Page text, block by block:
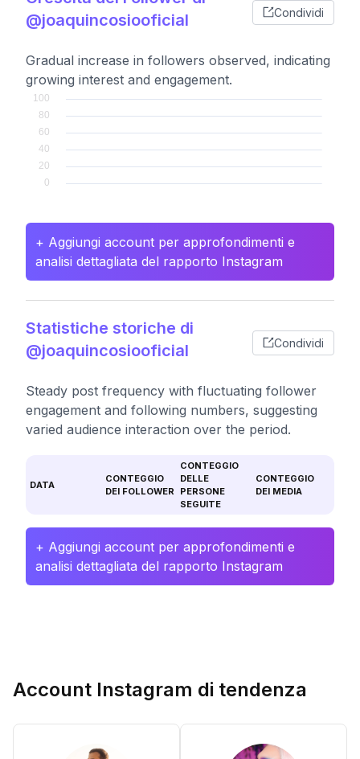
@joaquincosiooficial
Condividi
Gradual increase in followers observed, indicating
growing interest and engagement.
+ Aggiungi account per approfondimenti e
analisi dettagliata del rapporto Instagram
Statistiche storiche di
@joaquincosiooficial
Condividi
Steady post frequency with fluctuating follower
engagement and following numbers, suggesting
varied audience interaction over the period.
DATA
CONTEGGIO
DEI FOLLOWER
CONTEGGIO
DELLE
PERSONE
SEGUITE
CONTEGGIO
DEI MEDIA
+ Aggiungi account per approfondimenti e
analisi dettagliata del rapporto Instagram
Account Instagram di tendenza